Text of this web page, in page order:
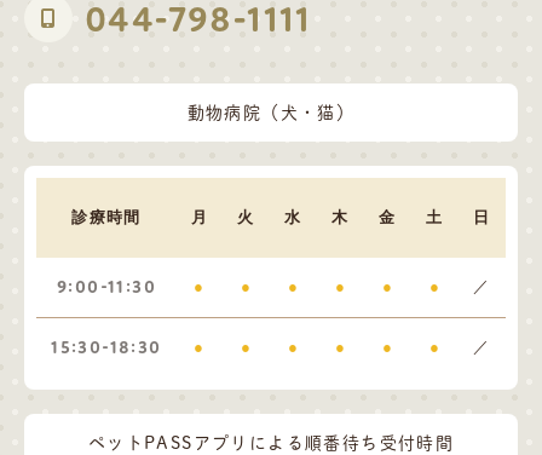
044-798-1111
動物病院（犬・猫）
診療時間 月 火 水 木 金 土 日
9:00-11:30 ● ● ● ● ● ● ／
15:30-18:30 ● ● ● ● ● ● ／
ペットPASSアプリによる順番待ち受付時間